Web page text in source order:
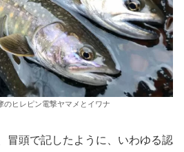
のヒレピン電撃ヤマメとイワナ
冒頭で記したように、いわゆる認